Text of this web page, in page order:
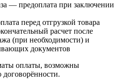
— предоплата при заключении
перед отгрузкой товара
расчет после
(при необходимости) и
документов
оплаты, возможны